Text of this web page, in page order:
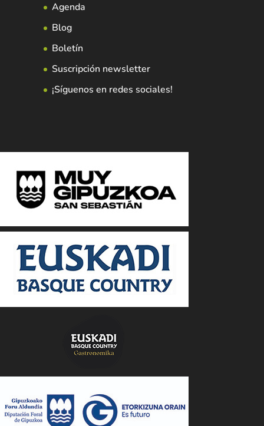
Agenda
Blog
Boletín
Suscripción newsletter
¡Síguenos en redes sociales!